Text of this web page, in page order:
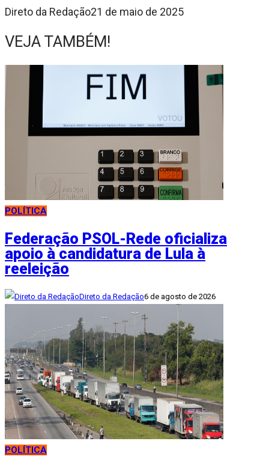
Direto da Redação21 de maio de 2025
VEJA TAMBÉM!
POLÍTICA
Federação PSOL-Rede oficializa
apoio à candidatura de Lula à
reeleição
Direto da Redação6 de agosto de 2026
POLÍTICA